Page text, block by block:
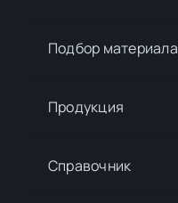
Подбор материалa
Продукция
Справочник